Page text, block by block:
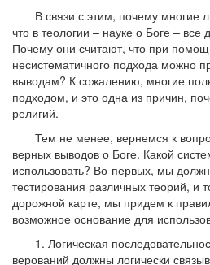
В связи с этим, почему многие
что в теологии – науке о Боге – все
Почему они считают, что при
несистематичного подхода можно
выводам? К сожалению, многие
подходом, и это одна из причин,
религий.
Тем не менее, вернемся к
верных выводов о Боге. Какой
использовать? Во-первых, мы
тестирования различных теорий, и
дорожной карте, мы придем к
возможное основание для
1. Логическая
верований должны логически